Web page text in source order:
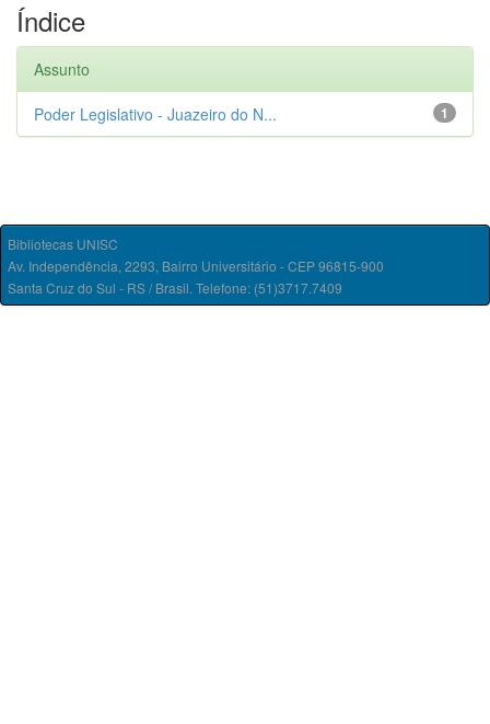
Índice
Assunto
1
Poder Legislativo - Juazeiro do N...
Bibliotecas UNISC
Av. Independência, 2293, Bairro Universitário - CEP 96815-900
Santa Cruz do Sul - RS / Brasil. Telefone: (51)3717.7409